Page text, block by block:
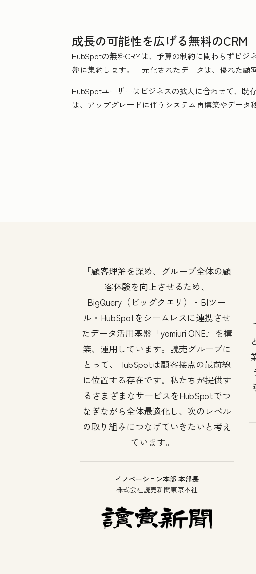
成長の可能性を広げる無料のCRM
HubSpotの無料CRMは、予算の制約に関わらずビ
盤に集約します。一元化されたデータは、優れた顧
HubSpotユーザーはビジネスの拡大に合わせて、既
は、アップグレードに伴うシステム再構築やデータ
顧客理解を深め、グループ全体の顧
客体験を向上させるため、
BigQuery（ビッグクエリ）・BIツー
ル・HubSpotをシームレスに連携させ
たデータ活用基盤『yomiuri ONE』を構
築、運用しています。読売グループに
とって、HubSpotは顧客接点の最前線
に位置する存在です。私たちが提供す
るさまざまなサービスをHubSpotでつ
なぎながら全体最適化し、次のレベル
の取り組みにつなげていきたいと考え
ています。
イノベーション本部 本部長
株式会社読売新聞東京本社